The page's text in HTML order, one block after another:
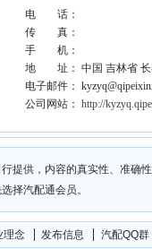
电 话：
传 真：
手 机：
地 址： 中国 吉林省 长
电子邮件：
公司网站：http://
提供，内容的真实性、准确
择汽配通会员。
理念 发布信息 汽配QQ群